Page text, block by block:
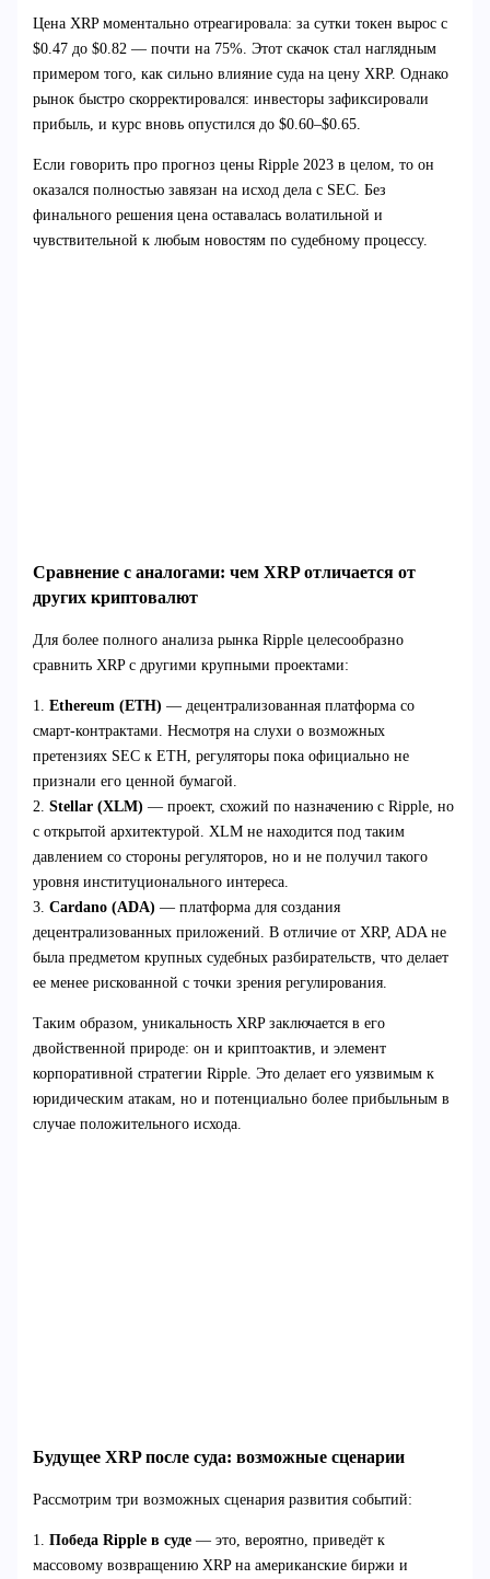
Цена XRP моментально отреагировала: за сутки токен вырос с
$0.47 до $0.82 — почти на 75%. Этот скачок стал наглядным
примером того, как сильно влияние суда на цену XRP. Однако
рынок быстро скорректировался: инвесторы зафиксировали
прибыль, и курс вновь опустился до $0.60–$0.65.
Если говорить про прогноз цены Ripple 2023 в целом, то он
оказался полностью завязан на исход дела с SEC. Без
финального решения цена оставалась волатильной и
чувствительной к любым новостям по судебному процессу.
Сравнение с аналогами: чем XRP отличается от
других криптовалют
Для более полного анализа рынка Ripple целесообразно
сравнить XRP с другими крупными проектами:
1. Ethereum (ETH) — децентрализованная платформа со
смарт-контрактами. Несмотря на слухи о возможных
претензиях SEC к ETH, регуляторы пока официально не
признали его ценной бумагой.
2. Stellar (XLM) — проект, схожий по назначению с Ripple, но
с открытой архитектурой. XLM не находится под таким
давлением со стороны регуляторов, но и не получил такого
уровня институционального интереса.
3. Cardano (ADA) — платформа для создания
децентрализованных приложений. В отличие от XRP, ADA не
была предметом крупных судебных разбирательств, что делает
ее менее рискованной с точки зрения регулирования.
Таким образом, уникальность XRP заключается в его
двойственной природе: он и криптоактив, и элемент
корпоративной стратегии Ripple. Это делает его уязвимым к
юридическим атакам, но и потенциально более прибыльным в
случае положительного исхода.
Будущее XRP после суда: возможные сценарии
Рассмотрим три возможных сценария развития событий:
1. Победа Ripple в суде— это, вероятно, приведёт к
массовому возвращению XRP на американские биржи и